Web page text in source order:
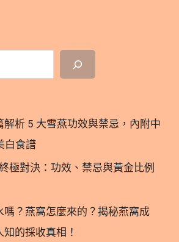
您可能忽略了貓狗與人類最大的
道長度」。 動物類型 腸道長度 : 體
to body length 腸胃道表面積 : 體
surface area to body
牛 草食 20 : 1 (極長) 3.0 : 1 (極大)
1 2.2 : 1 Baboon狒狒 雜食 8 : 1
肉食 6 : 1 0.6 : 1 (吸收面積小)
: 1 0.8 : 1 Cat貓 肉食 4 : 1 (極短)
) 圖一、動物與人類的腸胃道長度
）相對較小（僅 0.6:1），尤其
體長度的四倍，這意味著牠們的
發炎反應 3.2. 磷蝦油功效(二）
痛改善 3.3. 磷蝦油功效（三）｜皮
化 3.4. 磷蝦油功效(四）｜大
4. 寵物磷蝦油指南：怎麼選
寵物磷蝦油｜選擇重點 4.2. 寵物磷
式 5. 寵物南極磷蝦油｜安安營養
油｜參考文獻 1. 寵物磷蝦油功效
讀>>[蝦紅素]蝦紅素(Astaxanthin)
南極磷蝦油跟魚油，誰才最高功
收利用途徑解析 延伸閱讀>> 高
挑選原則營養師分享 延伸閱讀
解析 5 大雪燕功效與禁忌，內附中
白食譜
極對決：功效、禁忌與黃金比例
嗎？燕窩怎麼來的？揭秘燕窩成
的採收真相！